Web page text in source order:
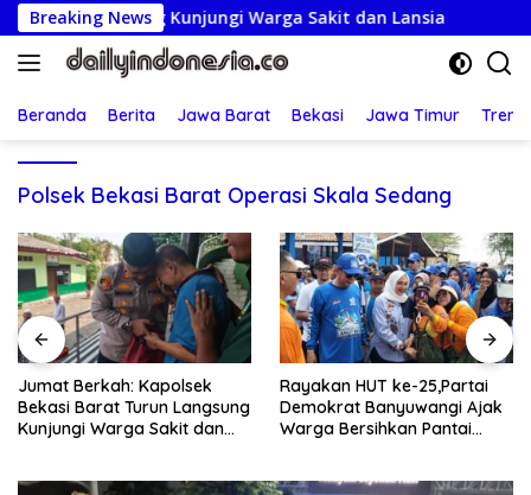
Langsung
ke
konten
Breaking News
Langsung Kunjungi Warga Sakit dan Lansia
Beranda Berita Jawa Barat Bekasi Jawa Timur
Polsek Bekasi Barat Operasi Skala Sedang
Rayakan HUT ke-25,Partai
Demokrat Banyuwangi Ajak
Warga Bersihkan Pantai
Lapor Ancaman Bunuh-
Racun: Istri Tersangka Pungli
Rp80 Juta Diperiksa, Oknum